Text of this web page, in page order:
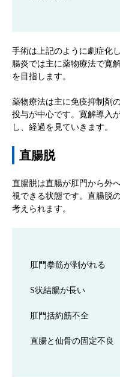
手術は上記のように劇症化
腸炎では主に薬物療法で寛
を目指します。
薬物療法は主に免疫抑制剤
投与が中心です。寛解導入
し、経過を見ていきます。
直腸脱
直腸脱は直腸が肛門から外
視できる状態です。直腸脱
考えられます。
肛門拳筋が剥がれる
S状結腸が長い
肛門括約筋不全
直腸と仙骨の固定不良